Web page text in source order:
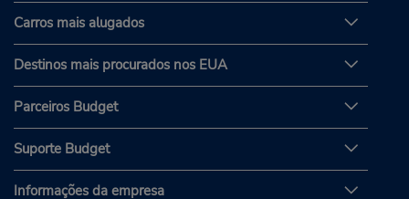
Carros mais alugados
Destinos mais procurados nos EUA
Parceiros Budget
Suporte Budget
Informações da empresa